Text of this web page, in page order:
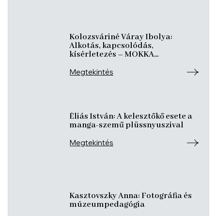
Kolozsváriné Váray Ibolya:
Alkotás, kapcsolódás,
kísérletezés – MOKKA
Megtekintés
Éliás István: A kelesztőkő esete a
manga-szemű plüssnyuszival
Megtekintés
Kasztovszky Anna: Fotográfia és
múzeumpedagógia